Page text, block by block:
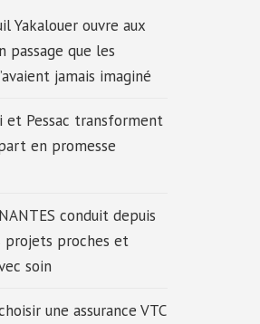
Yakalouer ouvre aux
passage que les
jamais imaginé
et Pessac transforment
en promesse
conduit depuis
projets proches et
soin
une assurance VTC